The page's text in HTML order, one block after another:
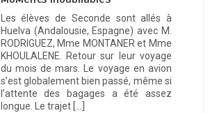
Les élèves de Seconde sont allés à
Huelva (Andalousie, Espagne) avec M.
RODRIGUEZ, Mme MONTANER et Mme
KHOULALENE. Retour sur leur voyage
du mois de mars. Le voyage en avion
s’est globalement bien passé, même si
l’attente des bagages a été assez
longue. Le trajet […]